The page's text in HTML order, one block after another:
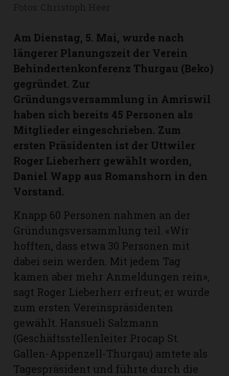
Am Dienstag, 5. Mai, wurde nach
längerer Planungszeit der Verein
Behindertenkonferenz Thurgau (Beko)
gegründet. Zur
Gründungsversammlung in Amriswil
haben sich bereits 45 Personen als
Mitglieder eingeschrieben. Zum
ersten Präsidenten ist der Uttwiler
Roger Lieberherr gewählt worden,
Daniel Wapp aus Romanshorn in den
Vorstand.
Knapp 60 Personen nahmen an der
Gründungsversammlung teil. «Wir
hofften, dass etwa 30 Personen mit
dabei sein werden. Mit jedem Tag
kamen aber mehr Anmeldungen rein»,
sagt Roger Lieberherr erfreut; er wurde
zum ersten Vereinspräsidenten
gewählt. Hansueli Salzmann
(Geschäftsstellenleiter Procap St.
Gallen-Appenzell-Thurgau) amtete als
Tagespräsident und führte durch die